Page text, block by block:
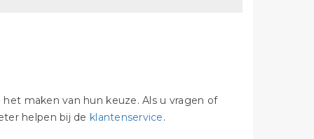
maken van hun keuze. Als u vragen of
helpen bij de klantenservice.